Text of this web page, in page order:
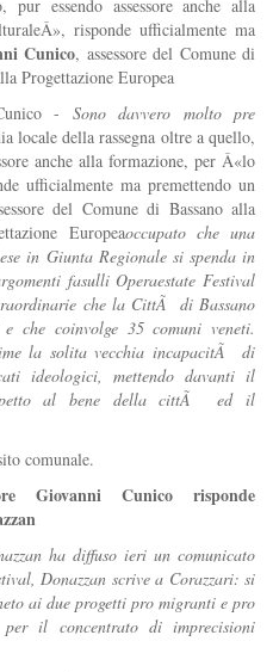
essendo assessore anche alla
risponde ufficialmente ma
Cunico, assessore del Comune di
Progettazione Europea
- Sono davvero molto pre
locale della rassegna oltre a quello,
anche alla formazione, per Â«lo
ufficialmente ma premettendo un
del Comune di Bassano alla
Europeaoccupato che una
in Giunta Regionale si spenda in
fasulli Operaestate Festival
che la CittÃ di Bassano
che coinvolge 35 comuni veneti.
la solita vecchia incapacitÃ di
ideologici, mettendo davanti il
al bene della cittÃ ed il
comunale.
Giovanni Cunico risponde
ha diffuso ieri un comunicato
Donazzan scrive a Corazzari: si
ai due progetti pro migranti e pro
il concentrato di imprecisioni